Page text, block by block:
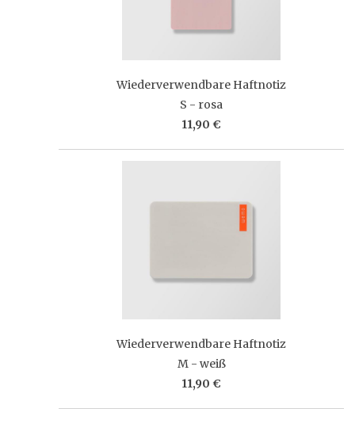
Wiederverwendbare Haftnotiz
S - rosa
11,90 €
Wiederverwendbare Haftnotiz
M - weiß
11,90 €